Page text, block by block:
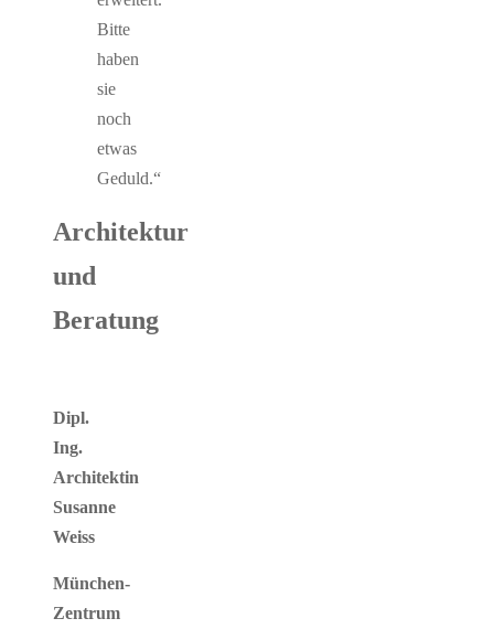
Bitte
haben
sie
noch
etwas
Geduld.“
Architektur
und
Beratung
Dipl.
Ing.
Architektin
Susanne
Weiss
München-
Zentrum